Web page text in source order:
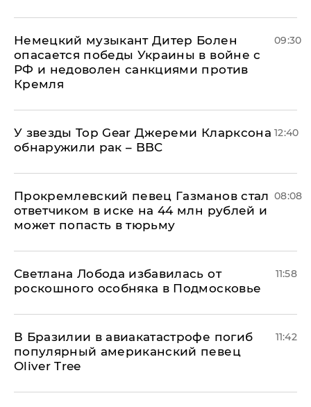
Немецкий музыкант Дитер Болен
опасается победы Украины в войне с
РФ и недоволен санкциями против
Кремля
09:30
У звезды Top Gear Джереми Кларксона
обнаружили рак – BBC
12:40
Прокремлевский певец Газманов стал
ответчиком в иске на 44 млн рублей и
может попасть в тюрьму
08:08
Светлана Лобода избавилась от
роскошного особняка в Подмосковье
11:58
В Бразилии в авиакатастрофе погиб
популярный американский певец
Oliver Tree
11:42